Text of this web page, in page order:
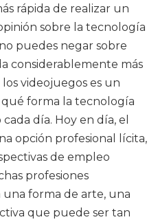
rápida de realizar un
sobre la tecnología
puedes negar sobre
considerablemente más
videojuegos es un
forma la tecnología
día. Hoy en día, el
opción profesional lícita,
de empleo
profesiones
una forma de arte, una
que puede ser tan